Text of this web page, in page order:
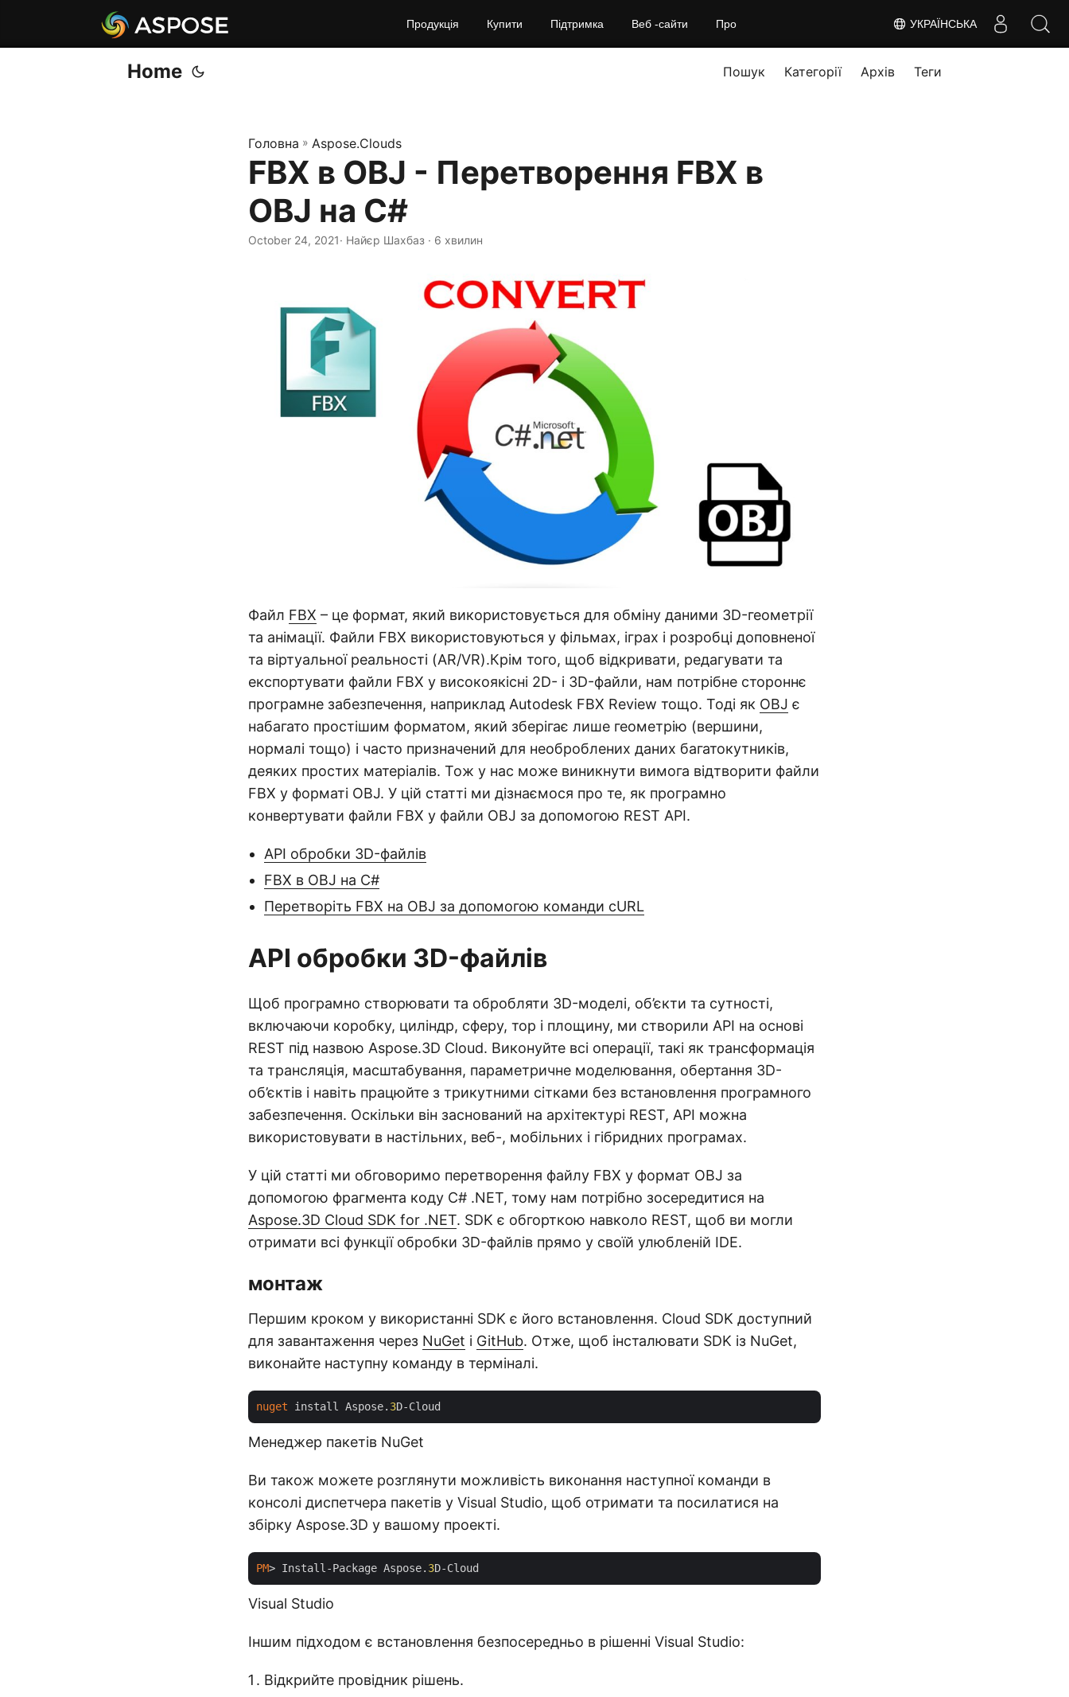
УКРАЇНСЬКА
Продукція Купити Підтримка Веб -сайти Про
Home Пошук Категорії Архів Теги
Головна » Aspose.Clouds
FBX в OBJ - Перетворення FBX в
OBJ на C#
October 24, 2021· Найєр Шахбаз · 6 хвилин
Файл FBX – це формат, який використовується для обміну даними 3D-геометрії
та анімації. Файли FBX використовуються у фільмах, іграх і розробці доповненої
та віртуальної реальності (AR/VR).Крім того, щоб відкривати, редагувати та
експортувати файли FBX у високоякісні 2D- і 3D-файли, нам потрібне стороннє
програмне забезпечення, наприклад Autodesk FBX Review тощо. Тоді як OBJ є
набагато простішим форматом, який зберігає лише геометрію (вершини,
нормалі тощо) і часто призначений для необроблених даних багатокутників,
деяких простих матеріалів. Тож у нас може виникнути вимога відтворити файли
FBX у форматі OBJ. У цій статті ми дізнаємося про те, як програмно
конвертувати файли FBX у файли OBJ за допомогою REST API.
API обробки 3D-файлів
FBX в OBJ на C#
Перетворіть FBX на OBJ за допомогою команди cURL
API обробки 3D-файлів
Щоб програмно створювати та обробляти 3D-моделі, об’єкти та сутності,
включаючи коробку, циліндр, сферу, тор і площину, ми створили API на основі
REST під назвою Aspose.3D Cloud. Виконуйте всі операції, такі як трансформація
та трансляція, масштабування, параметричне моделювання, обертання 3D-
об’єктів і навіть працюйте з трикутними сітками без встановлення програмного
забезпечення. Оскільки він заснований на архітектурі REST, API можна
використовувати в настільних, веб-, мобільних і гібридних програмах.
У цій статті ми обговоримо перетворення файлу FBX у формат OBJ за
допомогою фрагмента коду C# .NET, тому нам потрібно зосередитися на
Aspose.3D Cloud SDK for .NET. SDK є обгорткою навколо REST, щоб ви могли
отримати всі функції обробки 3D-файлів прямо у своїй улюбленій IDE.
монтаж
Першим кроком у використанні SDK є його встановлення. Cloud SDK доступний
для завантаження через NuGet і GitHub. Отже, щоб інсталювати SDK із NuGet,
виконайте наступну команду в терміналі.
nuget install Aspose. 3
Менеджер пакетів NuGet
Ви також можете розглянути можливість виконання наступної команди в
консолі диспетчера пакетів у Visual Studio, щоб отримати та посилатися на
збірку Aspose.3D у вашому проекті.
PM> Install-Package Aspose. 3
Visual Studio
Іншим підходом є встановлення безпосередньо в рішенні Visual Studio:
Відкрийте провідник рішень.